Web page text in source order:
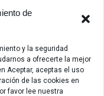
de
y la seguridad
a ofrecerte la mejor
Aceptar, aceptas el uso
de las cookies en
favor lee nuestra